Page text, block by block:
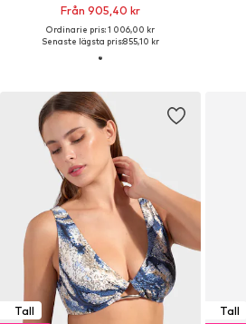
Från 905,40 kr
Ordinarie pris: 1 006,00 kr
Senaste lägsta pris:855,10 kr
Tall
Tall